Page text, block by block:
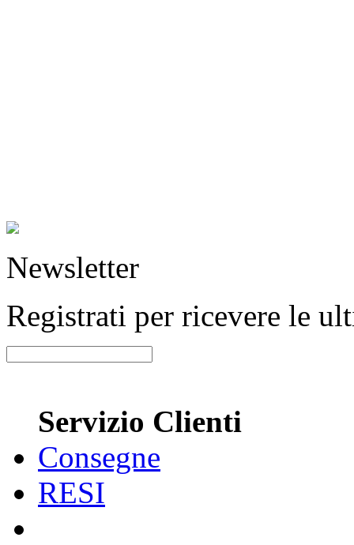
Newsletter
Registrati per ricevere le
Servizio Clienti
Consegne
RESI